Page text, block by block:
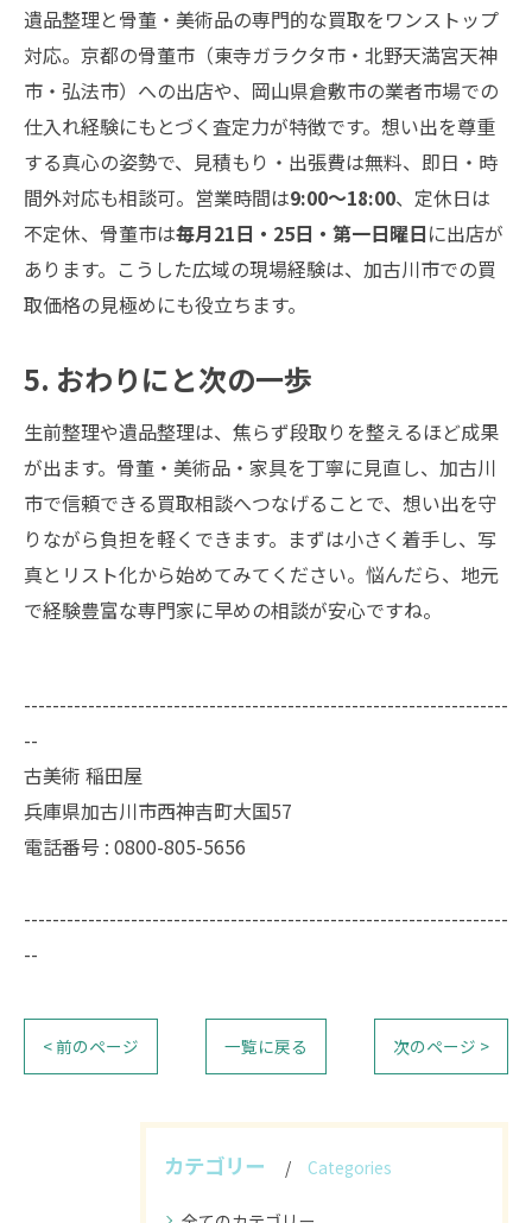
遺品整理と骨董・美術品の専門的な買取をワンストップ
対応。京都の骨董市（東寺ガラクタ市・北野天満宮天神
市・弘法市）への出店や、岡山県倉敷市の業者市場での
仕入れ経験にもとづく査定力が特徴です。想い出を尊重
する真心の姿勢で、見積もり・出張費は無料、即日・時
間外対応も相談可。営業時間は9:00〜18:00、定休日は
不定休、骨董市は毎月21日・25日・第一日曜日に出店が
あります。こうした広域の現場経験は、加古川市での買
取価格の見極めにも役立ちます。
5. おわりにと次の一歩
生前整理や遺品整理は、焦らず段取りを整えるほど成果
が出ます。骨董・美術品・家具を丁寧に見直し、加古川
市で信頼できる買取相談へつなげることで、想い出を守
りながら負担を軽くできます。まずは小さく着手し、写
真とリスト化から始めてみてください。悩んだら、地元
で経験豊富な専門家に早めの相談が安心ですね。
--------------------------------------------------------------------
--
古美術 稲田屋
兵庫県加古川市西神吉町大国57
電話番号 : 0800-805-5656
--------------------------------------------------------------------
--
< 前のページ 一覧に戻る 次のページ >
カテゴリー Categories